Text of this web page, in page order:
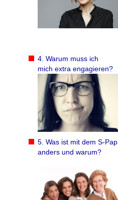
4. Warum muss ich
mich extra engagieren?
5. Was ist mit dem S-Pap
anders und warum?